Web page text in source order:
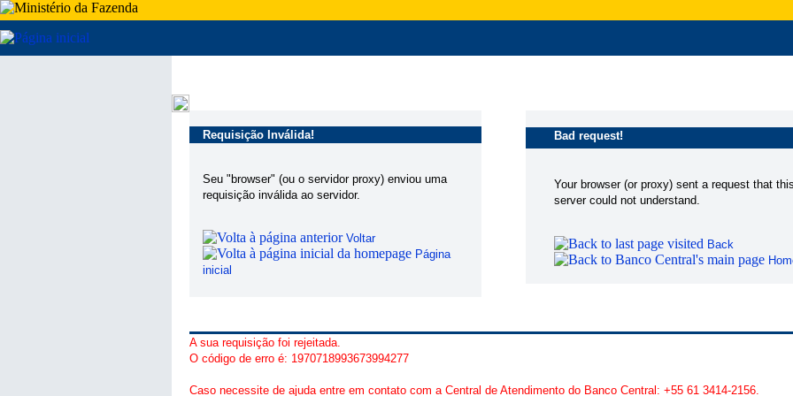
Requisição Inválida!
Seu "browser" (ou o servidor proxy) enviou uma
requisição inválida ao servidor.
Voltar
Página
inicial
Bad request!
Your browser (or proxy) sent a request that
server could not understand.
Back
A sua requisição foi rejeitada.
O código de erro é: 1970718993673994277
Caso necessite de ajuda entre em contato com a Central de Atendimento do Banco Central: +55 61 3414-2156.